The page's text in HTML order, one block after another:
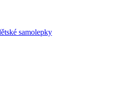
samolepky